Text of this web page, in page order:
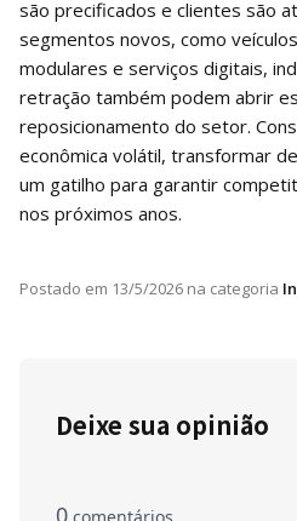
são precificados e clientes são
segmentos novos, como
modulares e serviços digitais,
retração também podem abrir
reposicionamento do setor.
econômica volátil, transformar
um gatilho para garantir
nos próximos anos.
Postado em 13/5/2026 na categoria
Deixe sua opinião